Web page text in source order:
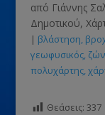
από Γιάννης
Δημοτικού,
| βλάστηση
γεωφυσικός
πολυχάρτης
Θεάσεις: 337